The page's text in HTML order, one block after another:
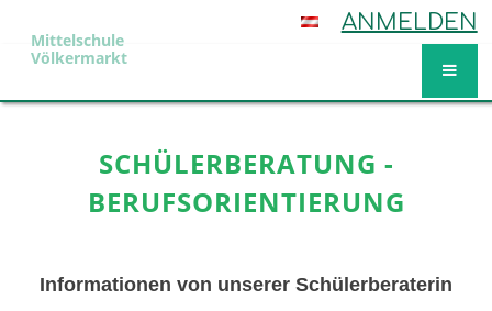
ANMELDEN
Mittelschule
Völkermarkt
Schülerberatung
SCHÜLERBERATUNG -
BERUFSORIENTIERUNG
Informationen von unserer Schülerberaterin